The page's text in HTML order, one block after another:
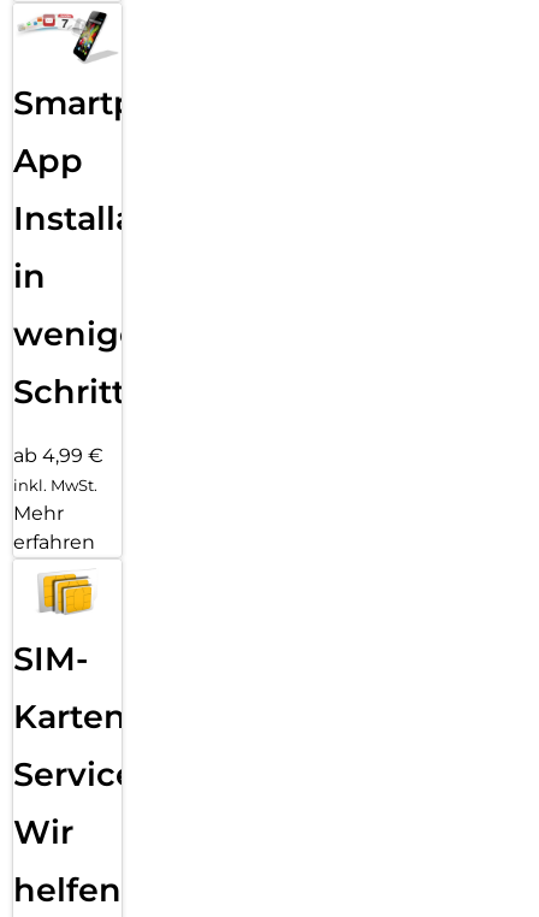
Smartphone
App
Installation
in
wenigen
Schritten
ab 4,99 €
inkl. MwSt.
Mehr
erfahren
SIM-
Karten
Service:
Wir
helfen